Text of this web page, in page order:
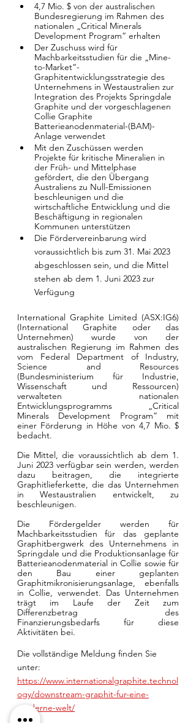
4,7 Mio. $ von der australischen
Bundesregierung im Rahmen des
nationalen „Critical Minerals
Development Program“ erhalten
Der Zuschuss wird für
Machbarkeitsstudien für die „Mine-
to-Market“-
Graphitentwicklungsstrategie des
Unternehmens in Westaustralien zur
Integration des Projekts Springdale
Graphite und der vorgeschlagenen
Collie Graphite
Batterieanodenmaterial-(BAM)-
Anlage verwendet
Mit den Zuschüssen werden
Projekte für kritische Mineralien in
der Früh- und Mittelphase
gefördert, die den Übergang
Australiens zu Null-Emissionen
beschleunigen und die
wirtschaftliche Entwicklung und die
Beschäftigung in regionalen
Kommunen unterstützen
Die Fördervereinbarung wird
voraussichtlich bis zum 31. Mai 2023
abgeschlossen sein, und die Mittel
stehen ab dem 1. Juni 2023 zur
Verfügung
International Graphite Limited (ASX:IG6)
(International Graphite oder das
Unternehmen) wurde von der
australischen Regierung im Rahmen des
vom Federal Department of Industry,
Science and Resources
(Bundesministerium für Industrie,
Wissenschaft und Ressourcen)
verwalteten nationalen
Entwicklungsprogramms „Critical
Minerals Development Program“ mit
einer Förderung in Höhe von 4,7 Mio. $
bedacht.
Die Mittel, die voraussichtlich ab dem 1.
Juni 2023 verfügbar sein werden, werden
dazu beitragen, die integrierte
Graphitlieferkette, die das Unternehmen
in Westaustralien entwickelt, zu
beschleunigen.
Die Fördergelder werden für
Machbarkeitsstudien für das geplante
Graphitbergwerk des Unternehmens in
Springdale und die Produktionsanlage für
Batterieanodenmaterial in Collie sowie für
den Bau einer geplanten
Graphitmikronisierungsanlage, ebenfalls
in Collie, verwendet. Das Unternehmen
trägt im Laufe der Zeit zum
Differenzbetrag des
Finanzierungsbedarfs für diese
Aktivitäten bei.
Die vollständige Meldung finden Sie
unter:
https://www.internationalgraphite.technol
ogy/downstream-graphit-fur-eine-
moderne-welt/